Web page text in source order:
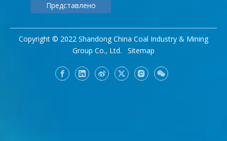
Представлено
Copyright © 2022 Shandong China Coal Industry & Mining
Group Co., Ltd. Sitemap